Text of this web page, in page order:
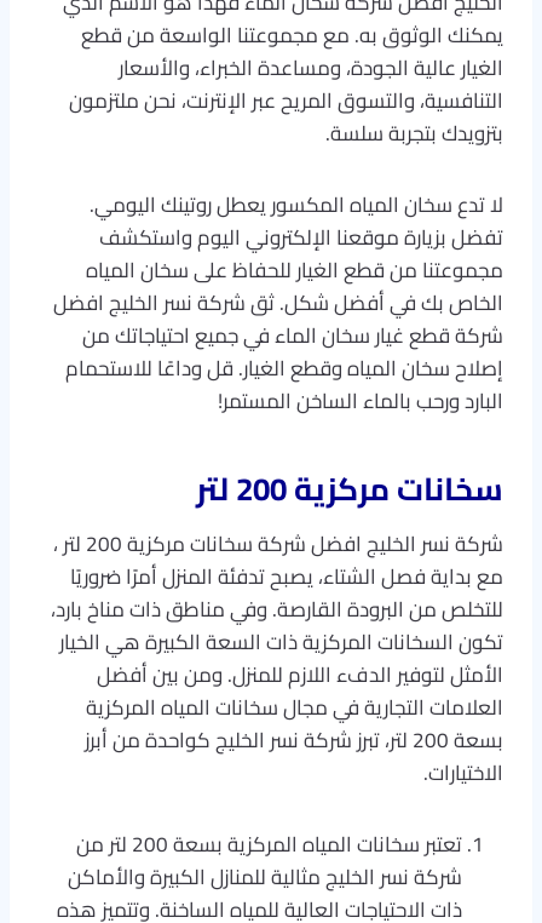
يمكنك الوثوق به. مع مجموعتنا الواسعة من قطع
الغيار عالية الجودة، ومساعدة الخبراء، والأسعار
التنافسية، والتسوق المريح عبر الإنترنت، نحن ملتزمون
بتزويدك بتجربة سلسة.
لا تدع سخان المياه المكسور يعطل روتينك اليومي.
تفضل بزيارة موقعنا الإلكتروني اليوم واستكشف
مجموعتنا من قطع الغيار للحفاظ على سخان المياه
الخاص بك في أفضل شكل. ثق شركة نسر الخليج افضل
شركة قطع غيار سخان الماء في جميع احتياجاتك من
إصلاح سخان المياه وقطع الغيار. قل وداعًا للاستحمام
البارد ورحب بالماء الساخن المستمر!
سخانات مركزية 200 لتر
شركة نسر الخليج افضل شركة سخانات مركزية 200 لتر ،
مع بداية فصل الشتاء، يصبح تدفئة المنزل أمرًا ضروريًا
للتخلص من البرودة القارصة. وفي مناطق ذات مناخ بارد،
تكون السخانات المركزية ذات السعة الكبيرة هي الخيار
الأمثل لتوفير الدفء اللازم للمنزل. ومن بين أفضل
العلامات التجارية في مجال سخانات المياه المركزية
بسعة 200 لتر، تبرز شركة نسر الخليج كواحدة من أبرز
الاختيارات.
تعتبر سخانات المياه المركزية بسعة 200 لتر من
شركة نسر الخليج مثالية للمنازل الكبيرة والأماكن
ذات الاحتياجات العالية للمياه الساخنة. وتتميز هذه